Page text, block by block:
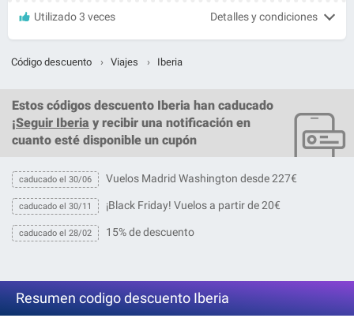
Utilizado 3 veces Detalles y condiciones
Código descuento › Viajes › Iberia
Estos códigos descuento Iberia han caducado
¡Seguir Iberia y recibir una notificación en
cuanto esté disponible un cupón
caducado el 30/06 Vuelos Madrid Washington desde 227€
caducado el 30/11 ¡Black Friday! Vuelos a partir de 20€
caducado el 28/02 15% de descuento
Resumen codigo descuento Iberia